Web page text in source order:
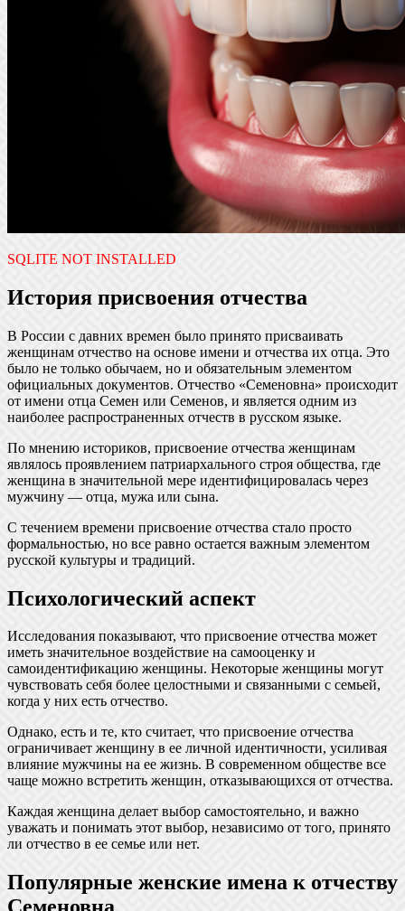
SQLITE NOT INSTALLED
История присвоения отчества
В России с давних времен было принято присваивать
женщинам отчество на основе имени и отчества их отца. Это
было не только обычаем, но и обязательным элементом
официальных документов. Отчество «Семеновна» происходит
от имени отца Семен или Семенов, и является одним из
наиболее распространенных отчеств в русском языке.
По мнению историков, присвоение отчества женщинам
являлось проявлением патриархального строя общества, где
женщина в значительной мере идентифицировалась через
мужчину — отца, мужа или сына.
С течением времени присвоение отчества стало просто
формальностью, но все равно остается важным элементом
русской культуры и традиций.
Психологический аспект
Исследования показывают, что присвоение отчества может
иметь значительное воздействие на самооценку и
самоидентификацию женщины. Некоторые женщины могут
чувствовать себя более целостными и связанными с семьей,
когда у них есть отчество.
Однако, есть и те, кто считает, что присвоение отчества
ограничивает женщину в ее личной идентичности, усиливая
влияние мужчины на ее жизнь. В современном обществе все
чаще можно встретить женщин, отказывающихся от отчества.
Каждая женщина делает выбор самостоятельно, и важно
уважать и понимать этот выбор, независимо от того, принято
ли отчество в ее семье или нет.
Популярные женские имена к отчеству